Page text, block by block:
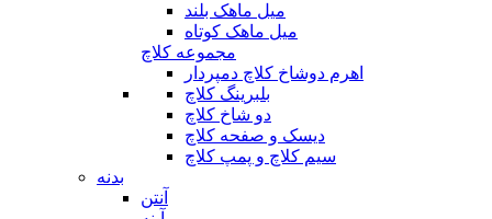
میل ماهک بلند
میل ماهک کوتاه
مجموعه کلاچ
اهرم دوشاخ کلاچ دمپردار
بلبرینگ کلاچ
دو شاخ کلاچ
دیسک و صفحه کلاچ
سیم کلاچ و پمپ کلاچ
بدنه
آنتن